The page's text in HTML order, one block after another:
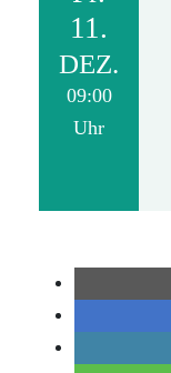
11.
DEZ.
09:00
Uhr